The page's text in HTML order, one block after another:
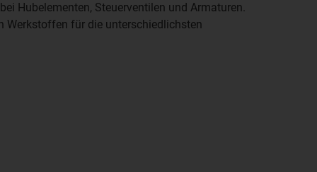
Hubelementen, Steuerventilen und Armaturen.
Werkstoffen für die unterschiedlichsten